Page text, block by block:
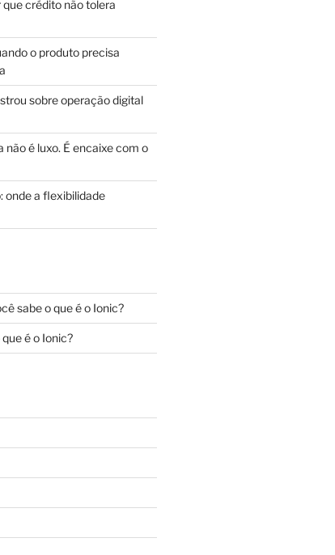
crédito não tolera
o produto precisa
sobre operação digital
é luxo. É encaixe com o
onde a flexibilidade
sabe o que é o Ionic?
é o Ionic?